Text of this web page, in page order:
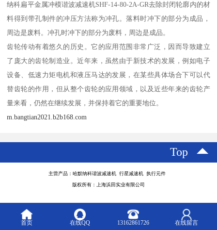
纳科扁平金属冲模谐波减速机SHF-14-80-2A-GR去除封闭轮廓内的材
料得到带孔制件的冲压方法称为冲孔。落料时冲下的部分为成品，
周边是废料。冲孔时冲下的部分为废料，周边是成品。
齿轮传动有着悠久的历史。它的应用范围非常广泛，因而导致建立
了庞大的齿轮制造业。近年来，虽然由于新技术的发展，例如电子
设备、低速力矩电机和液压马达的发展，在某些具体场合下可以代
替齿轮的作用，但从整个齿轮的应用领域，以及近些年来的齿轮产
量来看，仍然在继续发展，并保持着它的重要地位。
m.bangtian2021.b2b168.com
Top
主营产品：哈默纳科谐波减速机 行星减速机 执行元件
版权所有：上海浜田实业有限公司
首页 在线QQ 13162861726 在线留言